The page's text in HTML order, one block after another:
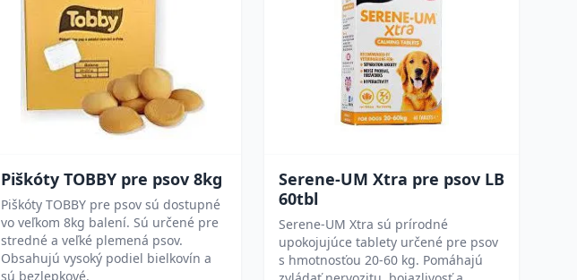
Piškóty TOBBY pre psov 8kg
Piškóty TOBBY pre psov sú dostupné
vo veľkom 8kg balení. Sú určené pre
stredné a veľké plemená psov.
Obsahujú vysoký podiel bielkovín a
sú bezlepkové.
Serene-UM Xtra pre psov LB
60tbl
Serene-UM Xtra sú prírodné
upokojujúce tablety určené pre psov
s hmotnosťou 20-60 kg. Pomáhajú